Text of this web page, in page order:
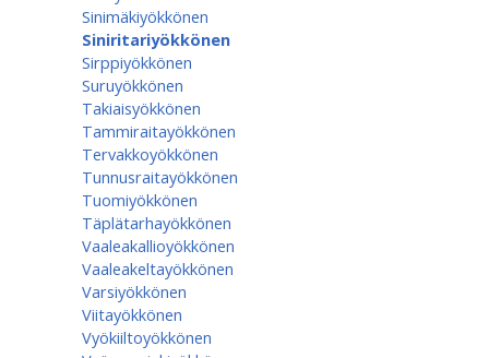
Sinimäkiyökkönen
Siniritariyökkönen
Sirppiyökkönen
Suruyökkönen
Takiaisyökkönen
Tammiraitayökkönen
Tervakkoyökkönen
Tunnusraitayökkönen
Tuomiyökkönen
Täplätarhayökkönen
Vaaleakallioyökkönen
Vaaleakeltayökkönen
Varsiyökkönen
Viitayökkönen
Vyökiiltoyökkönen